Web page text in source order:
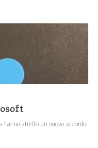
stretto un nuovo accordo